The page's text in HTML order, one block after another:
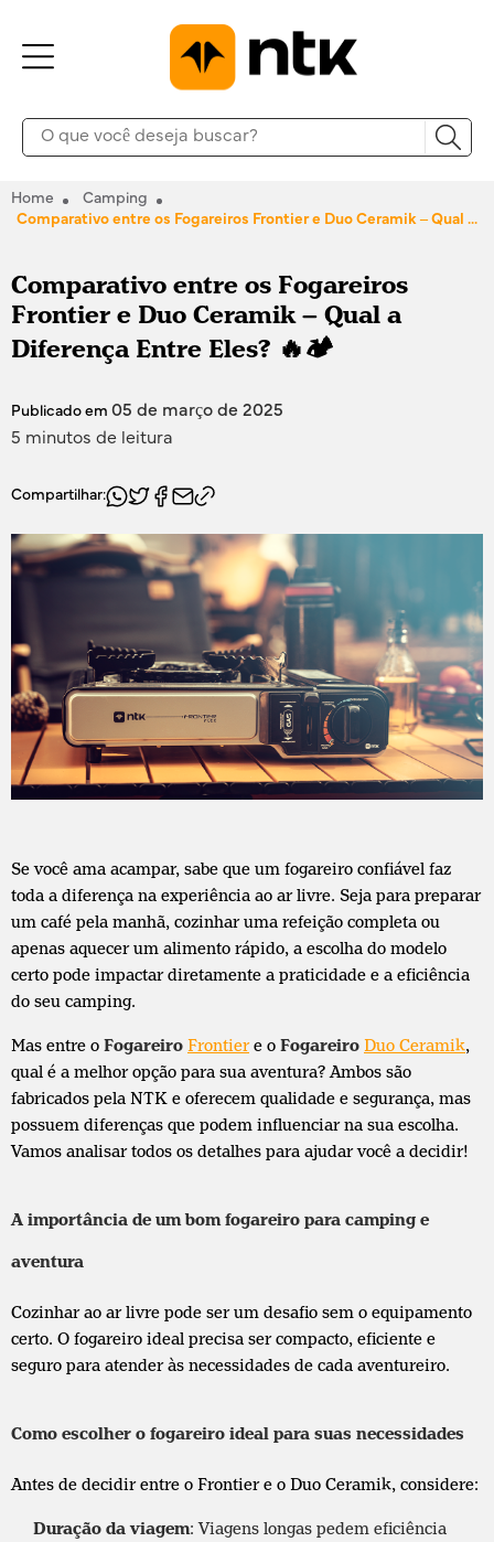
Home
Camping
Comparativo entre os Fogareiros Frontier e Duo Ceramik – Qual a Diferença Entre Eles? 🔥🏕️
Comparativo entre os Fogareiros
Frontier e Duo Ceramik – Qual a
Diferença Entre Eles? 🔥🏕️
Publicado em 05 de março de 2025
5 minutos de leitura
Compartilhar:
Se você ama acampar, sabe que um fogareiro confiável faz
toda a diferença na experiência ao ar livre. Seja para preparar
um café pela manhã, cozinhar uma refeição completa ou
apenas aquecer um alimento rápido, a escolha do modelo
certo pode impactar diretamente a praticidade e a eficiência
do seu camping.
Mas entre o Fogareiro Frontiere o Fogareiro Duo Ceramik,
qual é a melhor opção para sua aventura? Ambos são
fabricados pela NTK e oferecem qualidade e segurança, mas
possuem diferenças que podem influenciar na sua escolha.
Vamos analisar todos os detalhes para ajudar você a decidir!
A importância de um bom fogareiro para camping e
aventura
Cozinhar ao ar livre pode ser um desafio sem o equipamento
certo. O fogareiro ideal precisa ser compacto, eficiente e
seguro para atender às necessidades de cada aventureiro.
Como escolher o fogareiro ideal para suas necessidades
Antes de decidir entre o Frontier e o Duo Ceramik, considere:
Duração da viagem: Viagens longas pedem eficiência